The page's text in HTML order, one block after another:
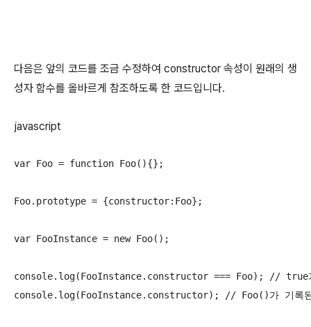
다음은 앞의 코드를 조금 수정하여 constructor 속성이 원래의 생
성자 함수를 올바르게 참조하도록 한 코드입니다.
javascript
var Foo = function Foo(){};
Foo.prototype = {constructor:Foo};
var FooInstance = new Foo();
console.log(FooInstance.constructor === Foo); // true